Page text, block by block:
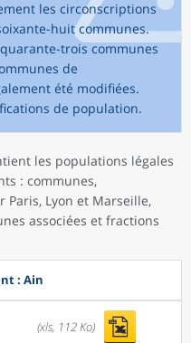
les circonscriptions
huit communes.
trois communes
de
été modifiées.
de population.
les populations légales
: communes,
Lyon et Marseille,
associées et fractions
: Ain
(xls, 112 Ko)